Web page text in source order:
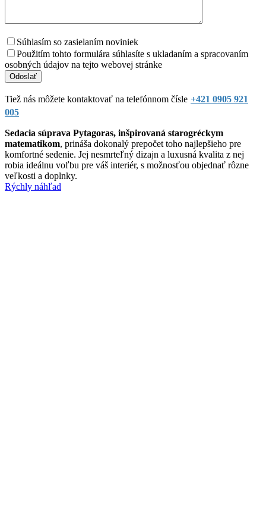
Súhlasím so zasielaním noviniek
Použitím tohto formulára súhlasíte s ukladaním a spracovaním
osobných údajov na tejto webovej stránke
Tiež nás môžete kontaktovať na telefónnom čísle +421 0905 921
005
Sedacia súprava Pytagoras, inšpirovaná starogréckym
matematikom, prináša dokonalý prepočet toho najlepšieho pre
komfortné sedenie. Jej nesmrteľný dizajn a luxusná kvalita z nej
robia ideálnu voľbu pre váš interiér, s možnosťou objednať rôzne
veľkosti a doplnky.
Rýchly náhľad